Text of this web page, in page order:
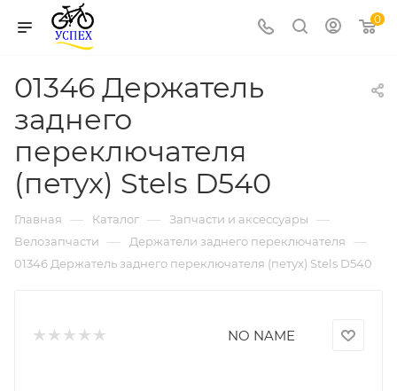
0
01346 Держатель
заднего
переключателя
(петух) Stels D540
Главная — Каталог — Запчасти и аксессуары —
Велозапчасти — Держатели заднего переключателя —
01346 Держатель заднего переключателя (петух) Stels D540
NO NAME